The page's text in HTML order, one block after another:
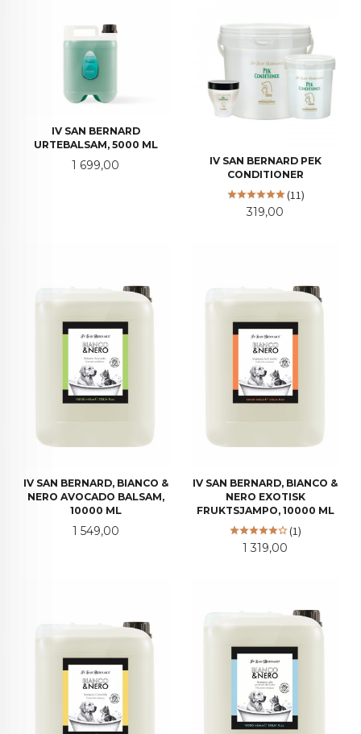
IV SAN BERNARD
URTEBALSAM, 5000 ML
Pris
1 699,00
IV SAN BERNARD PEK
CONDITIONER
(11)
Pris
319,00
IV SAN BERNARD, BIANCO &
NERO AVOCADO BALSAM,
10000 ML
Pris
1 549,00
IV SAN BERNARD, BIANCO &
NERO EXOTISK
FRUKTSJAMPO, 10000 ML
(1)
Pris
1 319,00